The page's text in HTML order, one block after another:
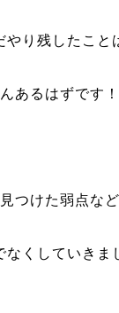
やり残したこと
あるはずです！
つけた弱点な
なくしていきま